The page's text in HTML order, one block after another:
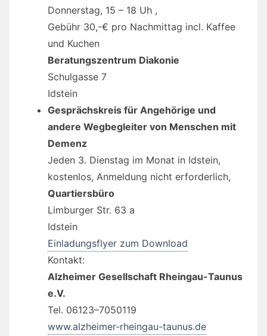
Donnerstag, 15 – 18 Uh ,
Gebühr 30,-€ pro Nachmittag incl. Kaffee
und Kuchen
Beratungszentrum Diakonie
Schulgasse 7
Idstein
Gesprächskreis für Angehörige und
andere Wegbegleiter von Menschen mit
Demenz
Jeden 3. Dienstag im Monat in Idstein,
kostenlos, Anmeldung nicht erforderlich,
Quartiersbüro
Limburger Str. 63 a
Idstein
Einladungsflyer zum Download
Kontakt:
Alzheimer Gesellschaft Rheingau-Taunus
e.V.
Tel. 06123–7050119
www.alzheimer-rheingau-taunus.de